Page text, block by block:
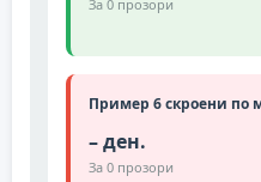
За 0 прозори
Пример 6 скроени по
– ден.
За 0 прозори